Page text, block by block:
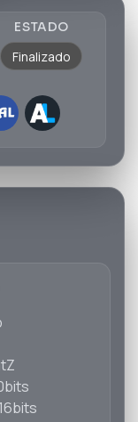
ESTADO
Finalizado